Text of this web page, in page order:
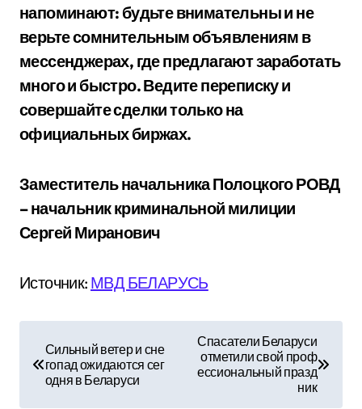
напоминают: будьте внимательны и не
верьте сомнительным объявлениям в
мессенджерах, где предлагают заработать
много и быстро. Ведите переписку и
совершайте сделки только на
официальных биржах.
Заместитель начальника Полоцкого РОВД
– начальник криминальной милиции
Сергей Миранович
Источник: МВД БЕЛАРУСЬ
Сильный ветер и сне
гопад ожидаются сег
одня в Беларуси
Спасатели Беларуси
отметили свой проф
ессиональный празд
ник